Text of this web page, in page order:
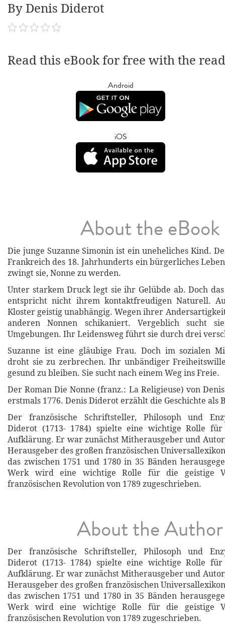
By Denis Diderot
Read this eBook for free with the
Android
iOS
About the eBook
Die junge Suzanne Simonin ist ein uneheliches Kind.
Frankreich des 18. Jahrhunderts ein bürgerliches
zwingt sie, Nonne zu werden.
Unter starkem Druck legt sie ihr Gelübde ab. Doch
entspricht nicht ihrem kontaktfreudigen Naturell.
Kloster geistig unabhängig. Wegen ihrer
anderen Nonnen schikaniert. Vergeblich sucht
Umgebungen. Ihr Leidensweg führt sie durch drei
Suzanne ist eine gläubige Frau. Doch im sozialen
droht sie zu zerbrechen. Ihr unbändiger
gesund zu bleiben. Sie sucht nach einem Weg ins Freie.
Der Roman Die Nonne (franz.: La Religieuse) von
erstmals 1776. Denis Diderot erzählt die Geschichte als
Der französische Schriftsteller, Philosoph und
Diderot (1713- 1784) spielte eine wichtige Rolle für
Aufklärung. Er war zunächst Mitherausgeber und
Herausgeber des großen französischen
das zwischen 1751 und 1780 in 35 Bänden
Werk wird eine wichtige Rolle für die geistige
französischen Revolution von 1789 zugeschrieben.
About the Author
Der französische Schriftsteller, Philosoph und
Diderot (1713- 1784) spielte eine wichtige Rolle für
Aufklärung. Er war zunächst Mitherausgeber und
Herausgeber des großen französischen
das zwischen 1751 und 1780 in 35 Bänden
Werk wird eine wichtige Rolle für die geistige
französischen Revolution von 1789 zugeschrieben.